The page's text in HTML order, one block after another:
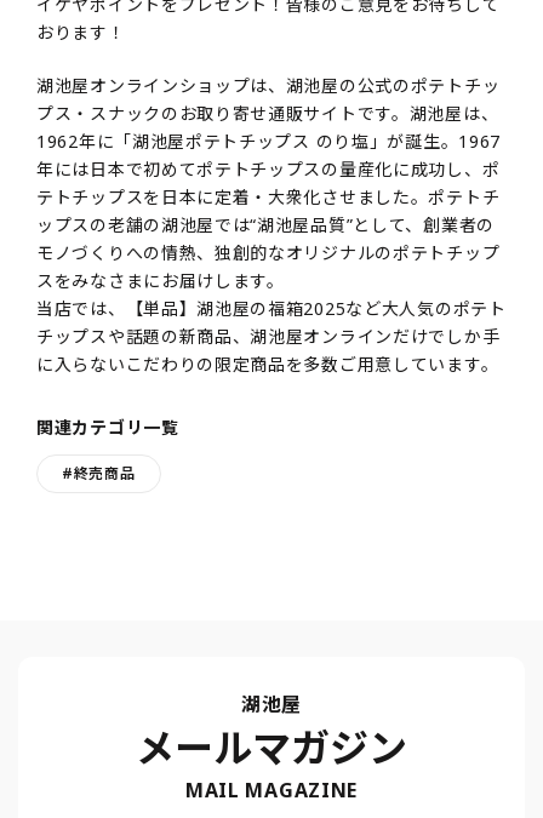
おります！
湖池屋オンラインショップは、湖池屋の公式のポテトチッ
プス・スナックのお取り寄せ通販サイトです。湖池屋は、
1962年に「湖池屋ポテトチップス のり塩」が誕生。1967
年には日本で初めてポテトチップスの量産化に成功し、ポ
テトチップスを日本に定着・大衆化させました。ポテトチ
ップスの老舗の湖池屋では“湖池屋品質”として、創業者の
モノづくりへの情熱、独創的なオリジナルのポテトチップ
スをみなさまにお届けします。
当店では、【単品】湖池屋の福箱2025など大人気のポテト
チップスや話題の新商品、湖池屋オンラインだけでしか手
に入らないこだわりの限定商品を多数ご用意しています。
関連カテゴリ一覧
#終売商品
湖池屋
メールマガジン
MAIL MAGAZINE